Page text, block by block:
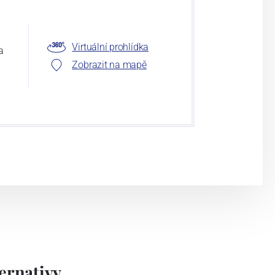
Virtuální prohlídka
Zobrazit na mapě